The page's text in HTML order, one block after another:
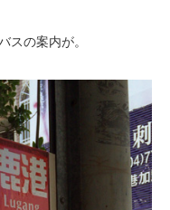
スの案内が。